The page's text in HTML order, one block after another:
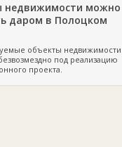
недвижимости можно
даром в Полоцком
объекты недвижимости
под реализацию
проекта.